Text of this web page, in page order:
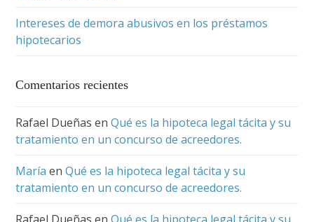
Intereses de demora abusivos en los préstamos
hipotecarios
Comentarios recientes
Rafael Dueñas enQué es la hipoteca legal tácita y su
tratamiento en un concurso de acreedores.
María enQué es la hipoteca legal tácita y su
tratamiento en un concurso de acreedores.